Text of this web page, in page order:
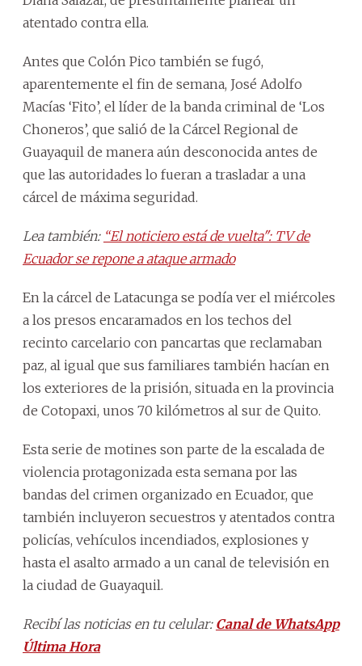
atentado contra ella.
Antes que Colón Pico también se fugó,
aparentemente el fin de semana, José Adolfo
Macías ‘Fito’, el líder de la banda criminal de ‘Los
Choneros’, que salió de la Cárcel Regional de
Guayaquil de manera aún desconocida antes de
que las autoridades lo fueran a trasladar a una
cárcel de máxima seguridad.
Lea también: “El noticiero está de vuelta": TV de
Ecuador se repone a ataque armado
En la cárcel de Latacunga se podía ver el miércoles
a los presos encaramados en los techos del
recinto carcelario con pancartas que reclamaban
paz, al igual que sus familiares también hacían en
los exteriores de la prisión, situada en la provincia
de Cotopaxi, unos 70 kilómetros al sur de Quito.
Esta serie de motines son parte de la escalada de
violencia protagonizada esta semana por las
bandas del crimen organizado en Ecuador, que
también incluyeron secuestros y atentados contra
policías, vehículos incendiados, explosiones y
hasta el asalto armado a un canal de televisión en
la ciudad de Guayaquil.
Recibí las noticias en tu celular: Canal de WhatsApp
Última Hora